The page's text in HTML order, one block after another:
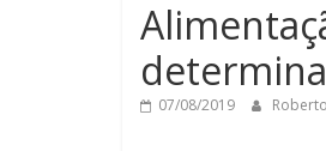
07/08/2019